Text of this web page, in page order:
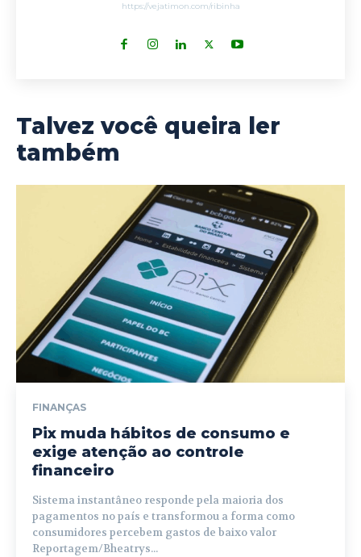
https://vejatimon.com/ribinha
Talvez você queira ler
também
FINANÇAS
Pix muda hábitos de consumo e
exige atenção ao controle
financeiro
Sistema instantâneo responde pela maioria dos
pagamentos no país e transformou a forma como
consumidores percebem gastos de baixo valor
Reportagem/Bheatrys...